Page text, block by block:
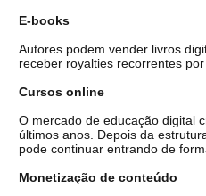
E-books
Autores podem vender livros
receber royalties recorrentes
Cursos online
O mercado de educação digital
últimos anos. Depois da
pode continuar entrando de
Monetização de conteúdo